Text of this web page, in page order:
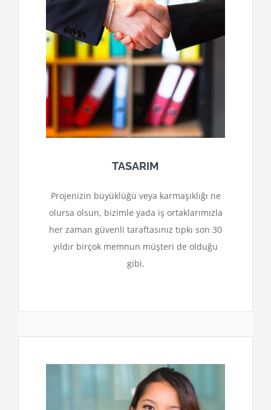
TASARIM
Projenizin büyüklüğü veya karmaşıklığı ne
olursa olsun, bizimle yada iş ortaklarımızla
her zaman güvenli taraftasınız tıpkı son 30
yıldır birçok memnun müşteri de olduğu
gibi.